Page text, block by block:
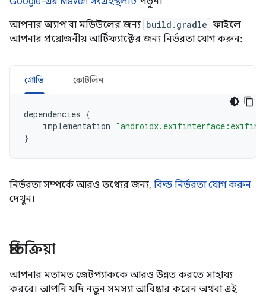
আপনার অ্যাপ বা মডিউলের জন্য build.gradle ফাইলে
আপনার প্রয়োজনীয় আর্টিফ্যাক্টের জন্য নির্ভরতা যোগ করুন:
গ্রোভি কোটলিন
dependencies {
implementation
}
নির্ভরতা সম্পর্কে আরও তথ্যের জন্য, বিল্ড নির্ভরতা যোগ করুন
দেখুন।
প্রতিক্রিয়া
আপনার মতামত জেটপ্যাককে আরও উন্নত করতে সাহায্য
করবে। আপনি যদি নতুন সমস্যা আবিষ্কার করেন অথবা এই